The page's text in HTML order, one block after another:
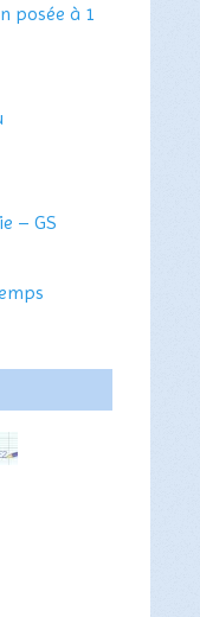
posée à 1
– GS